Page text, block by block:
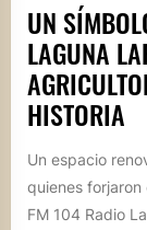
UN
LAGUNA
HISTORIA
Un espacio
quienes forjaron
FM 104 Radio